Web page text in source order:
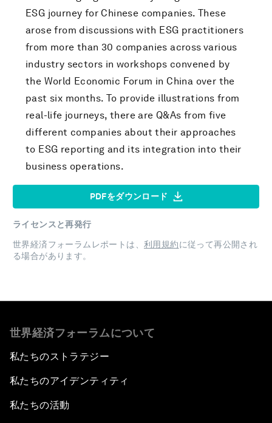
ESG journey for Chinese companies. These
arose from discussions with ESG practitioners
from more than 30 companies across various
industry sectors in workshops convened by
the World Economic Forum in China over the
past six months. To provide illustrations from
real-life journeys, there are Q&As from five
different companies about their approaches
to ESG reporting and its integration into their
business operations.
PDFをダウンロード
ライセンスと再発行
世界経済フォーラムレポートは、 利用規約に従って再公開され
る場合があります。
世界経済フォーラムについて
私たちのストラテジー
私たちのアイデンティティ
私たちの活動